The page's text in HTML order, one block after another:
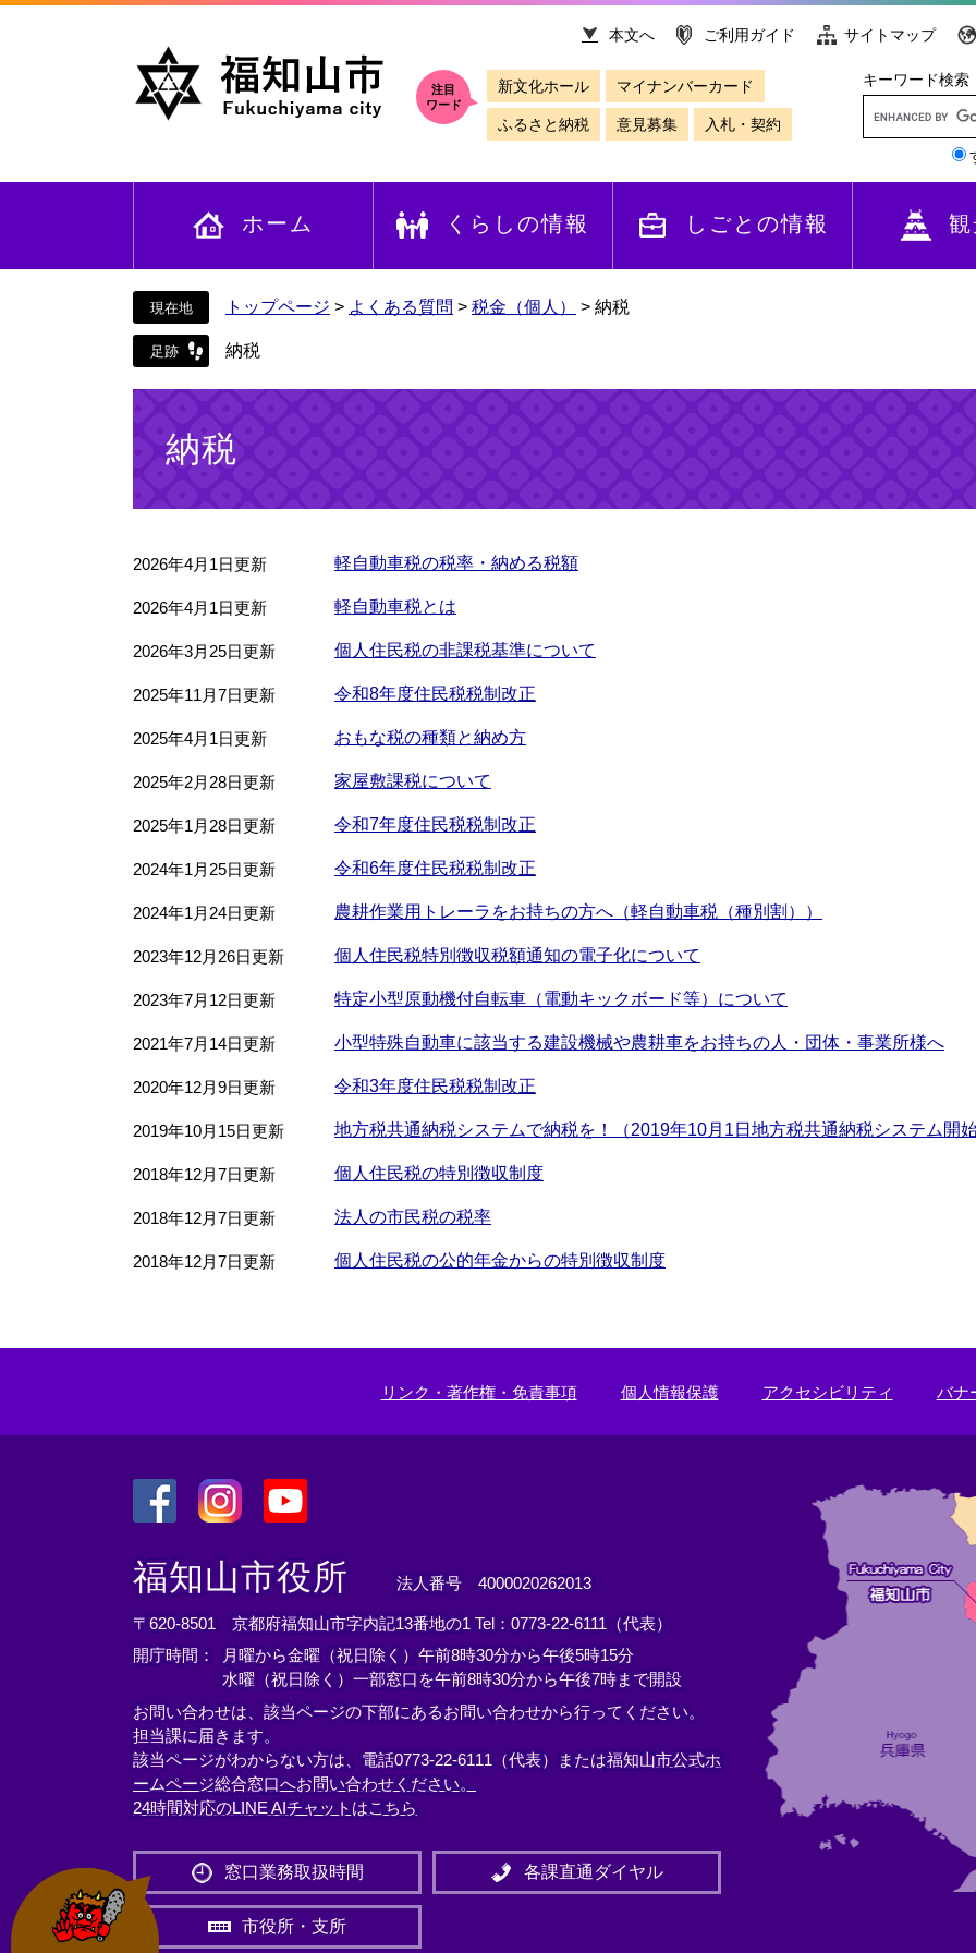
文
本文へ ご利用ガイド サイトマップ
注目
ワード
新文化ホール マイナンバーカード
ふるさと納税 意見募集 入札・契約
キーワード検索
ホーム くらしの情報 しごとの情報 観
トップページ > よくある質問 > 税金（個人） > 納税
納税
納税
2026年4月1日更新 軽自動車税の税率・納める税額
2026年4月1日更新 軽自動車税とは
2026年3月25日更新 個人住民税の非課税基準について
2025年11月7日更新 令和8年度住民税税制改正
2025年4月1日更新 おもな税の種類と納め方
2025年2月28日更新 家屋敷課税について
2025年1月28日更新 令和7年度住民税税制改正
2024年1月25日更新 令和6年度住民税税制改正
2024年1月24日更新 農耕作業用トレーラをお持ちの方へ（軽自動車税（種別割））
2023年12月26日更新 個人住民税特別徴収税額通知の電子化について
2023年7月12日更新 特定小型原動機付自転車（電動キックボード等）について
2021年7月14日更新 小型特殊自動車に該当する建設機械や農耕車をお持ちの人・団体・事業所様へ
2020年12月9日更新 令和3年度住民税税制改正
2019年10月15日更新 地方税共通納税システムで納税を！（2019年10月1日地方税共通納税システム開始
2018年12月7日更新 個人住民税の特別徴収制度
2018年12月7日更新 法人の市民税の税率
2018年12月7日更新 個人住民税の公的年金からの特別徴収制度
リンク・著作権・免責事項 個人情報保護 アクセシビリティ バナ
外
部
リ
ン
ク
外
部
リ
ン
ク
外
部
リ
ン
ク
＞
福知山市役所 法人番号 4000020262013
〒620-8501 京都府福知山市字内記13番地の1 Tel：0773-22-6111（代表）
開庁時間： 月曜から金曜（祝日除く）午前8時30分から午後5時15分
水曜（祝日除く）一部窓口を午前8時30分から午後7時まで開設
お問い合わせは、該当ページの下部にあるお問い合わせから行ってください。
担当課に届きます。
該当ページがわからない方は、電話0773-22-6111（代表）または福知山市公式ホ
ームページ総合窓口へお問い合わせください。
24時間対応のLINE AIチャットはこちら
外
部
リ
窓口業務取扱時間 各課直通ダイヤル
市役所・支所